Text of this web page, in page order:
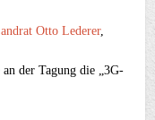
Otto Lederer,
der Tagung die „3G-